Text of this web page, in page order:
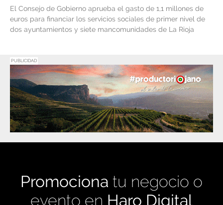
El Consejo de Gobierno aprueba el gasto de 1,1 millones de
euros para financiar los servicios sociales de primer nivel de
dos ayuntamientos y siete mancomunidades de La Rioja
PUBLICIDAD
Promociona tu negocio o
evento en Haro Digital